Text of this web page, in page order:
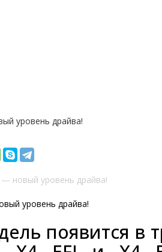
уровень драйва!
уровень драйва!
появится в